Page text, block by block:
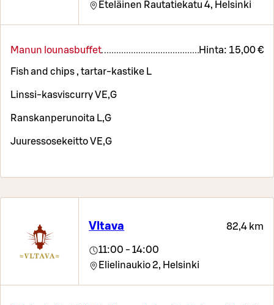
Eteläinen Rautatiekatu 4, Helsinki
Manun lounasbuffet Hinta: 15,00 €
Fish and chips , tartar-kastike L
Linssi-kasviscurry VE,G
Ranskanperunoita L,G
Juuressosekeitto VE,G
Vltava 82,4 km
11:00 - 14:00
Elielinaukio 2, Helsinki